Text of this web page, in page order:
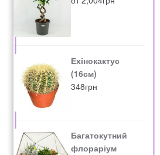
Ехінокактус
(16см)
348грн
Багатокутний
флораріум